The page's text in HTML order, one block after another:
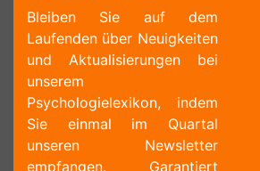
Bleiben Sie auf dem
Laufenden über Neuigkeiten
und Aktualisierungen bei
unserem
Psychologielexikon, indem
Sie einmal im Quartal
unseren Newsletter
empfangen. Garantiert